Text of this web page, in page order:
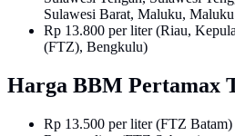
Sulawesi Barat, Maluku,
Rp 13.800 per liter (Riau,
(FTZ), Bengkulu)
Harga BBM Pertamax
Rp 13.500 per liter (FTZ Batam)